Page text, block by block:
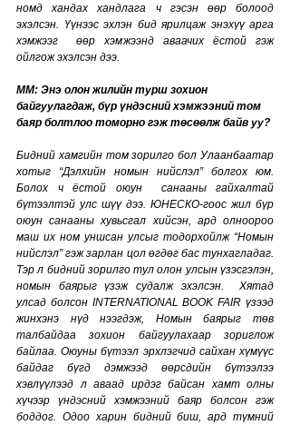
номд хандах хандлага ч гэсэн өөр болоод
эхэлсэн. Үүнээс эхлэн бид ярилцаж энэхүү арга
хэмжээг  өөр хэмжээнд аваачих ёстой гэж
ойлгож эхэлсэн дээ.
MM: Энэ олон жилийн турш зохион
байгуулагдаж, бүр үндэсний хэмжээний том
баяр болтлоо томорно гэж төсөөлж байв уу?
Бидний хамгийн том зорилго бол Улаанбаатар
хотыг “Дэлхийн номын нийслэл” болгох юм.
Болох ч ёстой оюун  санааны гайхалтай
бүтээлтэй улс шүү дээ. ЮНЕСКО-гоос жил бүр
оюун санааны хувьсгал хийсэн, ард олноороо
маш их ном уншсан улсыг тодорхойлж “Номын
нийслэл” гэж зарлан цол өгдөг бас тунхагладаг.
Тэр л бидний зорилго тул олон улсын үзэсгэлэн,
номын баярыг үзэж судалж эхэлсэн.  Хятад
улсад болсон INTERNATIONAL BOOK FAIR үзээд
жинхэнэ нүд нээгдэж, Номын баярыг төв
талбайдаа зохион байгуулахаар зориглож
байлаа. Оюуны бүтээл эрхлэгчид сайхан хүмүүс
байдаг бүгд дэмжээд өөрсдийн бүтээлээ
хэвлүүлээд л аваад ирдэг байсан хамт олны
хүчээр үндэсний хэмжээний баяр болсон гэж
боддог. Одоо харин бидний биш, ард түмний